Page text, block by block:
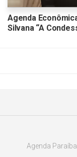
Agenda
Silvana “A
Agenda